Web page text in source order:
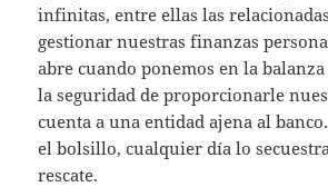
infinitas, entre ellas las
gestionar nuestras finanzas
abre cuando ponemos en la
la seguridad de proporcionarle
cuenta a una entidad ajena al
el bolsillo, cualquier día lo
rescate.